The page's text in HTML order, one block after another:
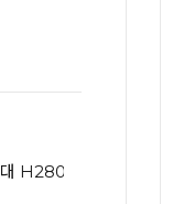
대 H280~600 프레임